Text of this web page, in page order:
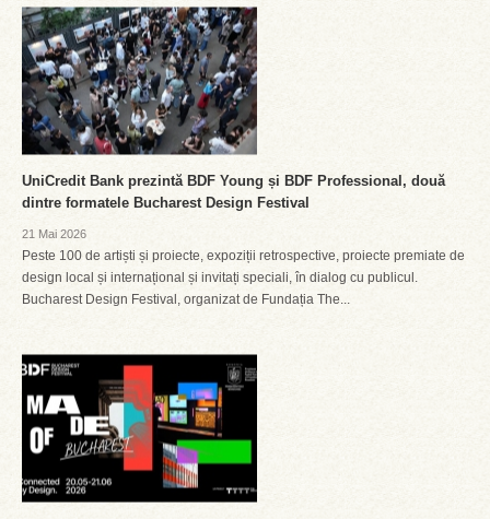
UniCredit Bank prezintă BDF Young și BDF Professional, două
dintre formatele Bucharest Design Festival
21 Mai 2026
Peste 100 de artiști și proiecte, expoziții retrospective, proiecte premiate de
design local și internațional și invitați speciali, în dialog cu publicul.
Bucharest Design Festival, organizat de Fundația The...